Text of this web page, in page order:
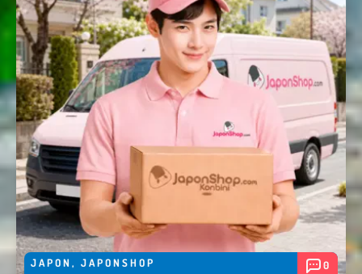
JAPON , JAPONSHOP 0